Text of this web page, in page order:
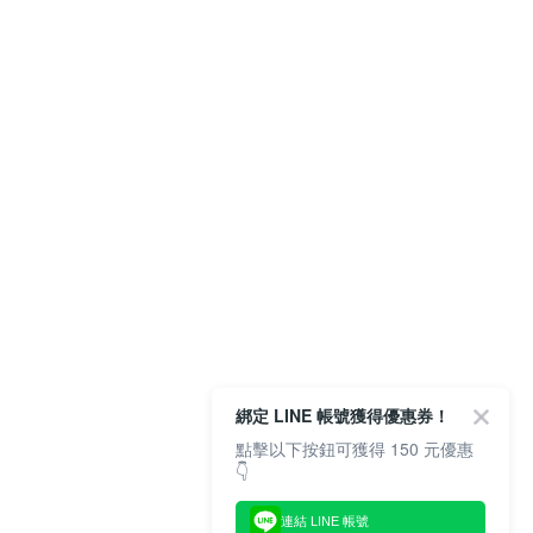
綁定 LINE 帳號獲得優惠券！
點擊以下按鈕可獲得 150 元優惠
👇
連結 LINE 帳號